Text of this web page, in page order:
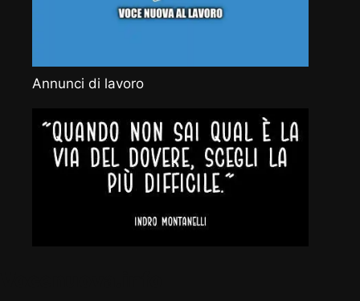
Annunci di lavoro